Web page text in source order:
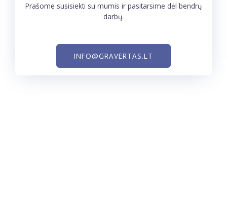
Prašome susisiekti su mumis ir pasitarsime dėl bendrų
darbų.
INFO@GRAVERTAS.LT